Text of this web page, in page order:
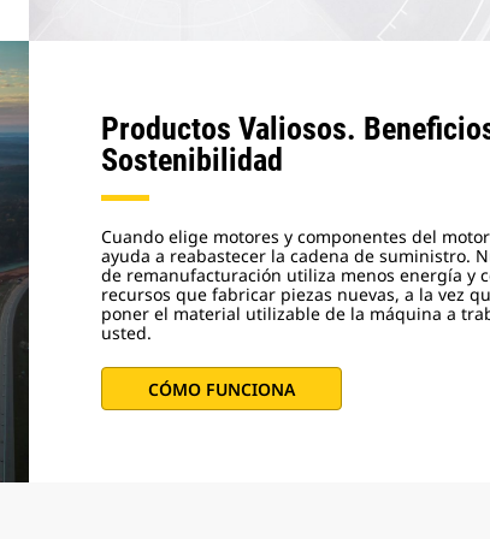
Productos Valiosos.
Sostenibilidad
Cuando elige motores y componentes del
ayuda a reabastecer la cadena de suministro.
de remanufacturación utiliza menos energía y
recursos que fabricar piezas nuevas, a la vez
poner el material utilizable de la máquina a
usted.
CÓMO FUNCIONA